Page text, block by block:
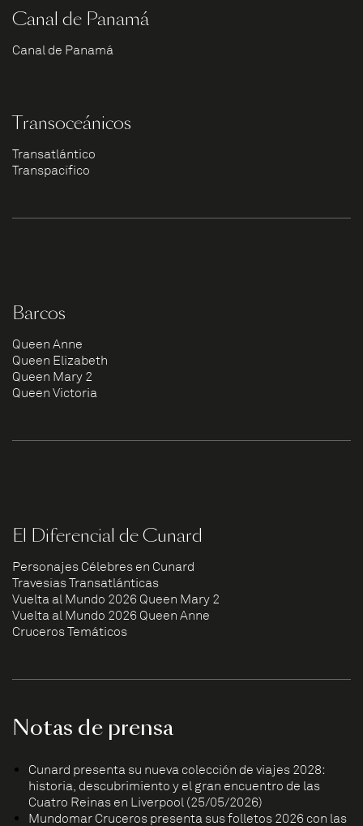
Canal de Panamá
Canal de Panamá
Transoceánicos
Transatlántico
Transpacífico
Barcos
Queen Anne
Queen Elizabeth
Queen Mary 2
Queen Victoria
El Diferencial de Cunard
Personajes Célebres en Cunard
Travesías Transatlánticas
Vuelta al Mundo 2026 Queen Mary 2
Vuelta al Mundo 2026 Queen Anne
Cruceros Temáticos
Notas de prensa
Cunard presenta su nueva colección de viajes 2028:
historia, descubrimiento y el gran encuentro de las
Cuatro Reinas en Liverpool (25/05/2026)
Mundomar Cruceros presenta sus folletos 2026 con las